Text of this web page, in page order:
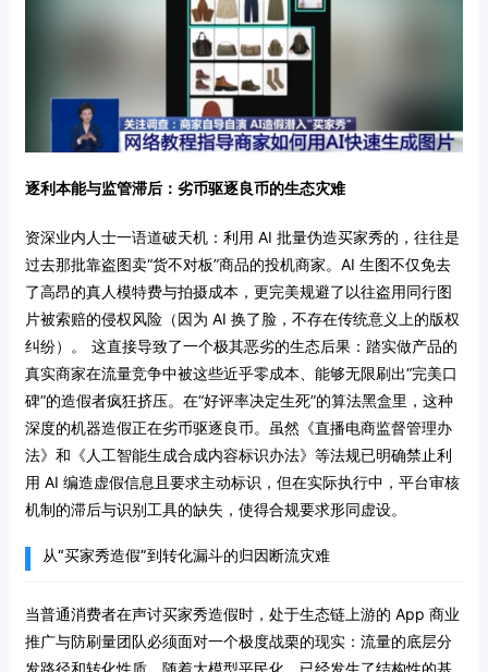
逐利本能与监管滞后：劣币驱逐良币的生态灾难
资深业内人士一语道破天机：利用 AI 批量伪造买家秀的，往往是
过去那批靠盗图卖“货不对板”商品的投机商家。AI 生图不仅免去
了高昂的真人模特费与拍摄成本，更完美规避了以往盗用同行图
片被索赔的侵权风险（因为 AI 换了脸，不存在传统意义上的版权
纠纷）。
这直接导致了一个极其恶劣的生态后果：踏实做产品的
真实商家在流量竞争中被这些近乎零成本、能够无限刷出“完美口
碑”的造假者疯狂挤压。在“好评率决定生死”的算法黑盒里，这种
深度的机器造假正在劣币驱逐良币。虽然《直播电商监督管理办
法》和《人工智能生成合成内容标识办法》等法规已明确禁止利
用 AI 编造虚假信息且要求主动标识，但在实际执行中，平台审核
机制的滞后与识别工具的缺失，使得合规要求形同虚设。
从“买家秀造假”到转化漏斗的归因断流灾难
当普通消费者在声讨买家秀造假时，处于生态链上游的 App 商业
推广与防刷量团队必须面对一个极度战栗的现实：流量的底层分